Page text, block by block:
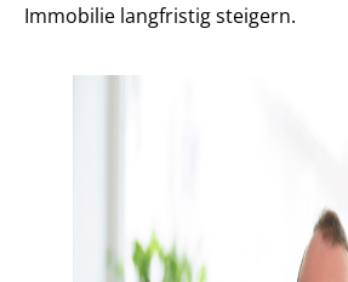
Immobilie langfristig steigern.